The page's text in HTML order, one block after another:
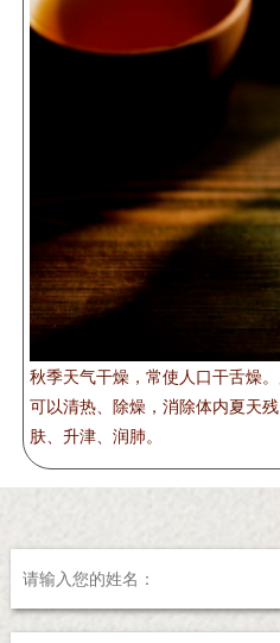
秋季天气干燥，常使人口干舌燥
可以清热、除燥，消除体内夏天
肤、升津、润肺。